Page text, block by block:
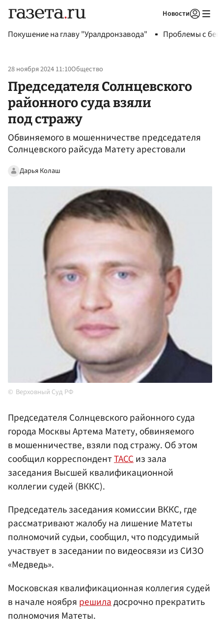
Новости
Покушение на главу "Уралдронзавода" Проблемы с
28 ноября 2024 11:10Общество
Председателя Солнцевского
районного суда взяли
под стражу
Обвиняемого в мошенничестве председателя
Солнцевского райсуда Матету арестовали
Дарья Колаш
Верховный Суд РФ
Председателя Солнцевского районного суда
города Москвы Артема Матету, обвиняемого
в мошенничестве, взяли под стражу. Об этом
сообщил корреспондентТАССиз зала
заседания Высшей квалификационной
коллегии судей (ВККС).
Председатель заседания комиссии ВККС, где
рассматривают жалобу на лишение Матеты
полномочий судьи, сообщил, что подсудимый
участвует в заседании по видеосвязи из СИЗО
«Медведь».
Московская квалификационная коллегия судей
в начале ноября решиладосрочно прекратить
полномочия Матеты.